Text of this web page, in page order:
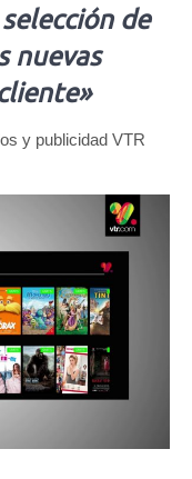
de
nuevas
y publicidad VTR